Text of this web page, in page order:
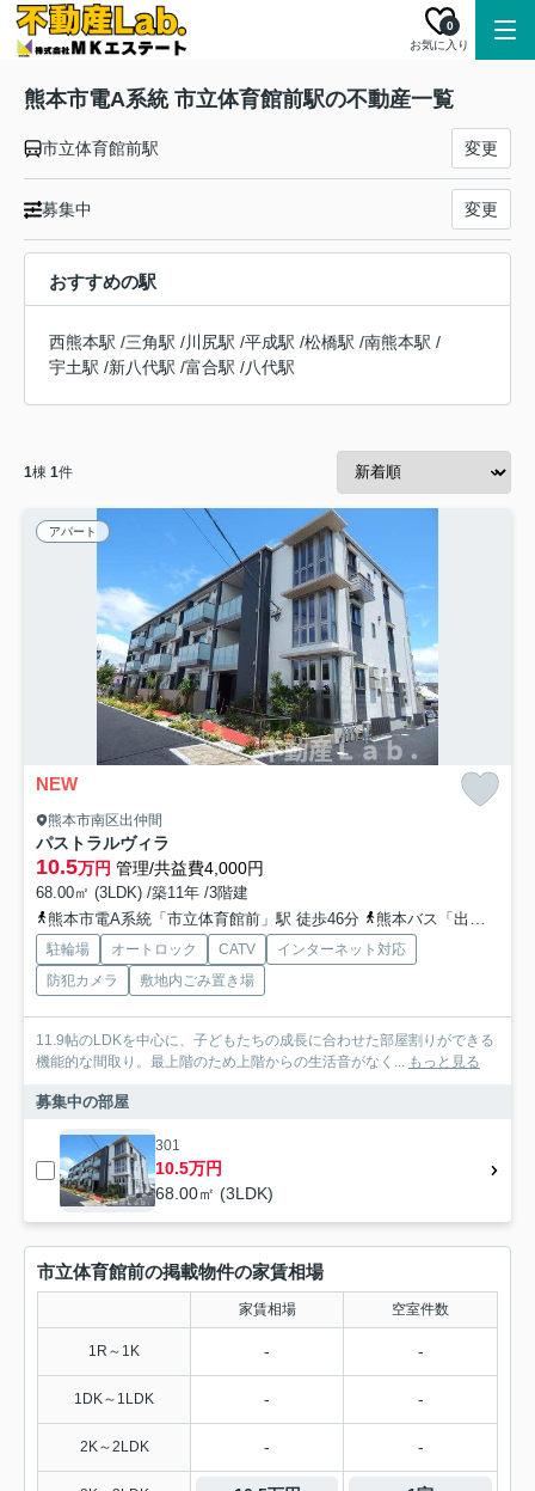
お気に入り
0
熊本市電A系統 市立体育館前駅の不動産一覧
市立体育館前駅 変更
募集中 変更
おすすめの駅
西熊本駅 /三角駅 /川尻駅 /平成駅 /松橋駅 /南熊本駅 /
宇土駅 /新八代駅 /富合駅 /八代駅
1棟 1件
アパート
NEW
熊本市南区出仲間
パストラルヴィラ
10.5万円 管理/共益費4,000円
68.00㎡ (3LDK) /築11年 /3階建
熊本市電A系統「市立体育館前」駅 徒歩46分
熊本バス「出仲間〔浜線バイパス〕」バス停下車 徒歩2分
駐輪場 オートロック CATV
インターネット対応
防犯カメラ
敷地内ごみ置き場
11.9帖のLDKを中心に、子どもたちの成長に合わせた部屋割りができる
機能的な間取り。最上階のため上階からの生活音がなく... もっと見る
募集中の部屋
301
10.5万円
68.00㎡ (3LDK)
市立体育館前の掲載物件の家賃相場
家賃相場 空室件数
1R～1K - -
1DK～1LDK - -
2K～2LDK - -